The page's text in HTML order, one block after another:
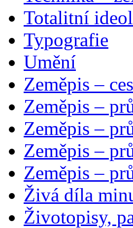
Totalitní
Typografie
Umění
Zeměpis –
Zeměpis –
Zeměpis –
Zeměpis –
Zeměpis –
Živá díla
Životopisy,